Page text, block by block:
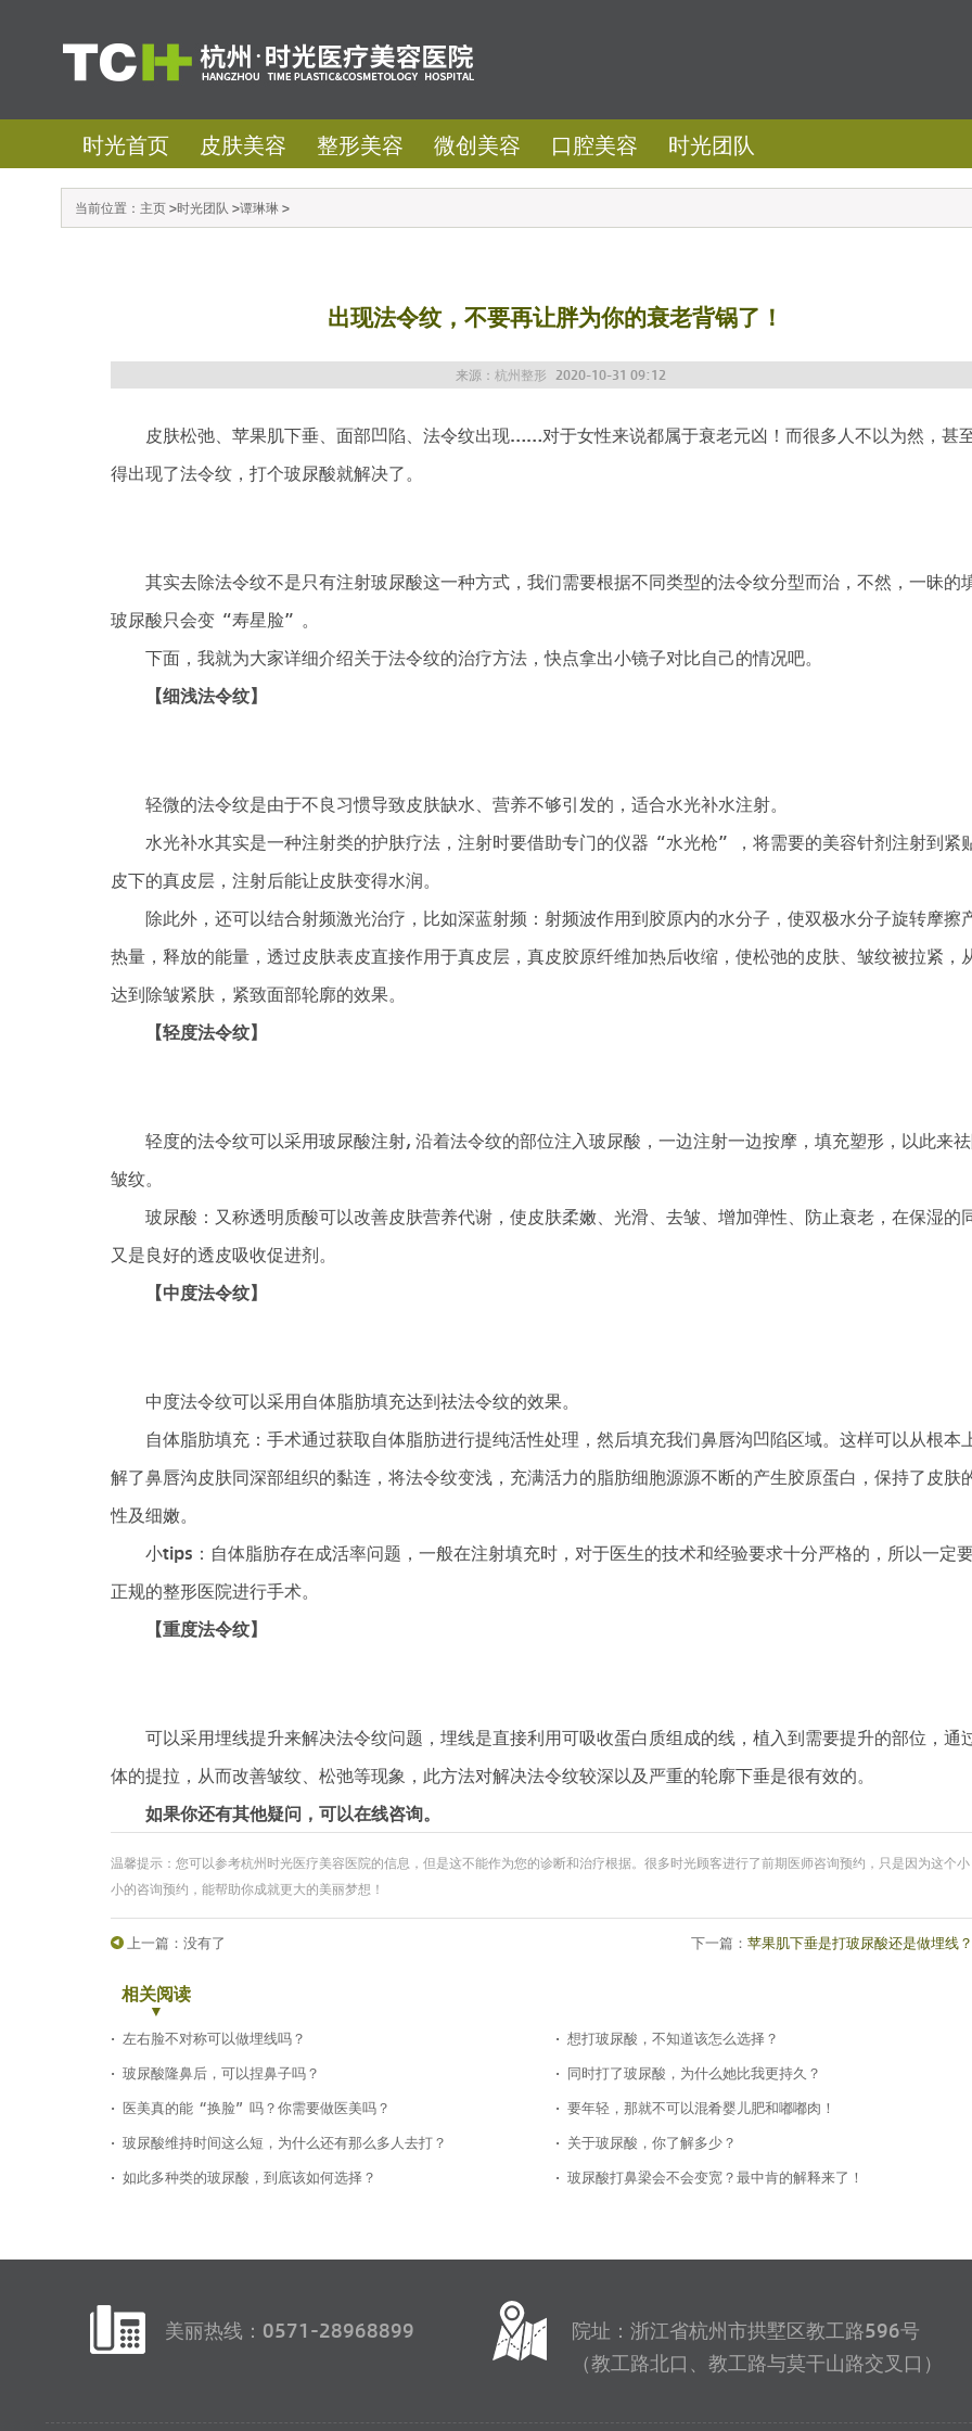
时光首页 皮肤美容 整形美容 微创美容 口腔美容 时光团队
当前位置： 主页>时光团队 >谭琳琳>
出现法令纹，不要再让胖为你的衰老背锅了！
来源： 杭州整形 2020-10-31 09:12
皮肤松弛、苹果肌下垂、面部凹陷、法令纹出现……对于女性来说都属于衰老元凶！而很多人不以为然，甚
得出现了法令纹，打个玻尿酸就解决了。
其实去除法令纹不是只有注射玻尿酸这一种方式，我们需要根据不同类型的法令纹分型而治，不然，一昧的
玻尿酸只会变“寿星脸”。
下面，我就为大家详细介绍关于法令纹的治疗方法，快点拿出小镜子对比自己的情况吧。
【细浅法令纹】
轻微的法令纹是由于不良习惯导致皮肤缺水、营养不够引发的，适合水光补水注射。
水光补水其实是一种注射类的护肤疗法，注射时要借助专门的仪器“水光枪”，将需要的美容针剂注射到紧
皮下的真皮层，注射后能让皮肤变得水润。
除此外，还可以结合射频激光治疗，比如深蓝射频：射频波作用到胶原内的水分子，使双极水分子旋转摩擦
热量，释放的能量，透过皮肤表皮直接作用于真皮层，真皮胶原纤维加热后收缩，使松弛的皮肤、皱纹被拉紧，
达到除皱紧肤，紧致面部轮廓的效果。
【轻度法令纹】
轻度的法令纹可以采用玻尿酸注射, 沿着法令纹的部位注入玻尿酸，一边注射一边按摩，填充塑形，以此来
皱纹。
玻尿酸：又称透明质酸可以改善皮肤营养代谢，使皮肤柔嫩、光滑、去皱、增加弹性、防止衰老，在保湿的
又是良好的透皮吸收促进剂。
【中度法令纹】
中度法令纹可以采用自体脂肪填充达到祛法令纹的效果。
自体脂肪填充：手术通过获取自体脂肪进行提纯活性处理，然后填充我们鼻唇沟凹陷区域。这样可以从根本
解了鼻唇沟皮肤同深部组织的黏连，将法令纹变浅，充满活力的脂肪细胞源源不断的产生胶原蛋白，保持了皮肤
性及细嫩。
小tips：自体脂肪存在成活率问题，一般在注射填充时，对于医生的技术和经验要求十分严格的，所以一定
正规的整形医院进行手术。
【重度法令纹】
可以采用埋线提升来解决法令纹问题，埋线是直接利用可吸收蛋白质组成的线，植入到需要提升的部位，通
体的提拉，从而改善皱纹、松弛等现象，此方法对解决法令纹较深以及严重的轮廓下垂是很有效的。
如果你还有其他疑问，可以在线咨询。
温馨提示：您可以参考杭州时光医疗美容医院的信息，但是这不能作为您的诊断和治疗根据。很多时光顾客进行了前期医师咨询预约，只是因为这个小
小的咨询预约，能帮助你成就更大的美丽梦想！
上一篇：没有了 下一篇： 苹果肌下垂是打玻尿酸还是做埋线？
相关阅读
左右脸不对称可以做埋线吗？
想打玻尿酸，不知道该怎么选择？
玻尿酸隆鼻后，可以捏鼻子吗？
同时打了玻尿酸，为什么她比我更持久？
医美真的能“换脸”吗？你需要做医美吗？
要年轻，那就不可以混肴婴儿肥和嘟嘟肉！
玻尿酸维持时间这么短，为什么还有那么多人去打？
关于玻尿酸，你了解多少？
如此多种类的玻尿酸，到底该如何选择？
玻尿酸打鼻梁会不会变宽？最中肯的解释来了！
美丽热线：0571-28968899
院址：浙江省杭州市拱墅区教工路596号
（教工路北口、教工路与莫干山路交叉口）